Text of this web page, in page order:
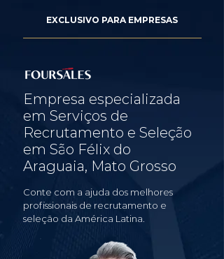
EXCLUSIVO PARA EMPRESAS
Empresa especializada
em Serviços de
Recrutamento e Seleção
em São Félix do
Araguaia, Mato Grosso
Conte com a ajuda dos melhores
profissionais de recrutamento e
seleção da América Latina.